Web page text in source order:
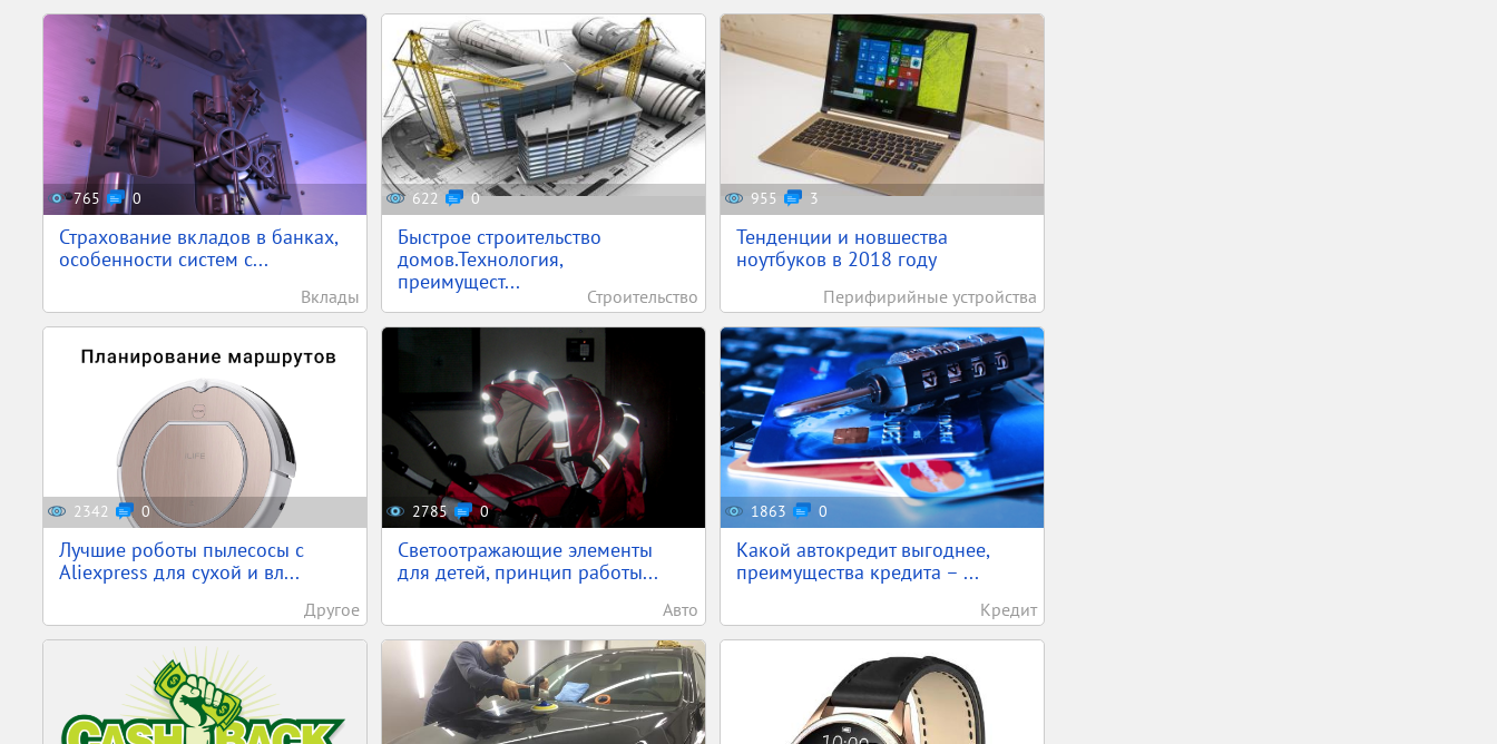
765 0
Страхование вкладов в банках,
особенности систем с...
Вклады
622 0
Быстрое строительство
домов.Технология,
преимущест...
Строительство
955 3
Тенденции и новшества
ноутбуков в 2018 году
Перифирийные устройства
2342 0
Лучшие роботы пылесосы с
Aliexpress для сухой и вл...
Другое
2785 0
Светоотражающие элементы
для детей, принцип работы...
Авто
1863 0
Какой автокредит выгоднее,
преимущества кредита – ...
Кредит